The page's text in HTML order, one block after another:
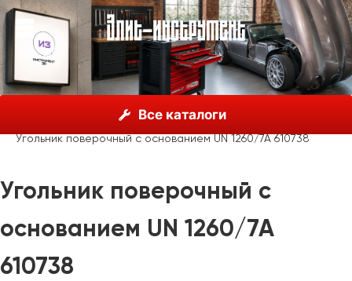
Все каталоги
Unior, Словения
Мерительный инструмент
Угольники
Угольник поверочный с основанием UN 1260/7A 610738
Угольник поверочный с
основанием UN 1260/7A
610738